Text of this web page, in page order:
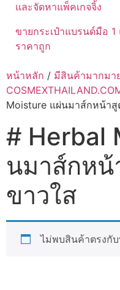
และจัดหาแพ็คเกจจิ้ง
ขายกระเป๋าแบรนด์มือ
ราคาถูก
หน้าหลัก / มีสินค้ามากมา
Moisture แผ่นมาส์กหน้าสู
# Herbal
นมาส์กหน้
ขาวใส
ไม่พบสินค้าตรงกั